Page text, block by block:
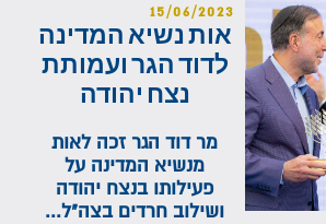
15/06/2023
אות נשיא המדינה
לדוד הגר ועמותת
נצח יהודה
מר דוד הגר זכה לאות
מנשיא המדינה על
פעילותו בנצח יהודה
ושילוב חרדים בצה"ל...